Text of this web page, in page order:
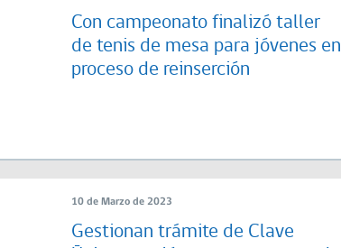
Con campeonato finalizó taller
de tenis de mesa para jóvenes en
proceso de reinserción
10 de Marzo de 2023
Gestionan trámite de Clave